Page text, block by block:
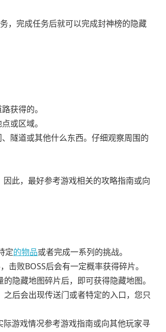
，完成任务后就可以完成封神榜的隐藏
获得的。
或区域。
隧道或其他什么东西。仔细观察周围的
此，最好参考游戏相关的攻略指南或向
定的物品或者完成一系列的挑战。
败BOSS后会有一定概率获得碎片。
隐藏地图碎片后，即可获得隐藏地图。
后会出现传送门或者特定的入口，您只
游戏情况参考游戏指南或向其他玩家寻